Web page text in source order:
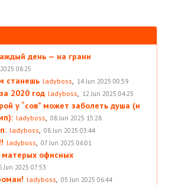
день — на грани
08:25
станешь ladyboss 14 Jun 2025 00:59
2020 год ladyboss 12 Jun 2025 04:25
у “сов” может заболеть душа (и
ladyboss 08 Jun 2025 15:28
ladyboss 08 Jun 2025 03:44
ladyboss 07 Jun 2025 06:01
матерых офисных
Jun 2025 07:53
ladyboss 05 Jun 2025 06:44